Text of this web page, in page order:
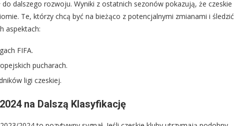
do dalszego rozwoju. Wyniki z ostatnich sezonów pokazują, że czeskie
Te, którzy chcą być na bieżąco z potencjalnymi zmianami i śledzić
aspektach:
FIFA.
pucharach.
ligi czeskiej.
na Dalszą Klasyfikację